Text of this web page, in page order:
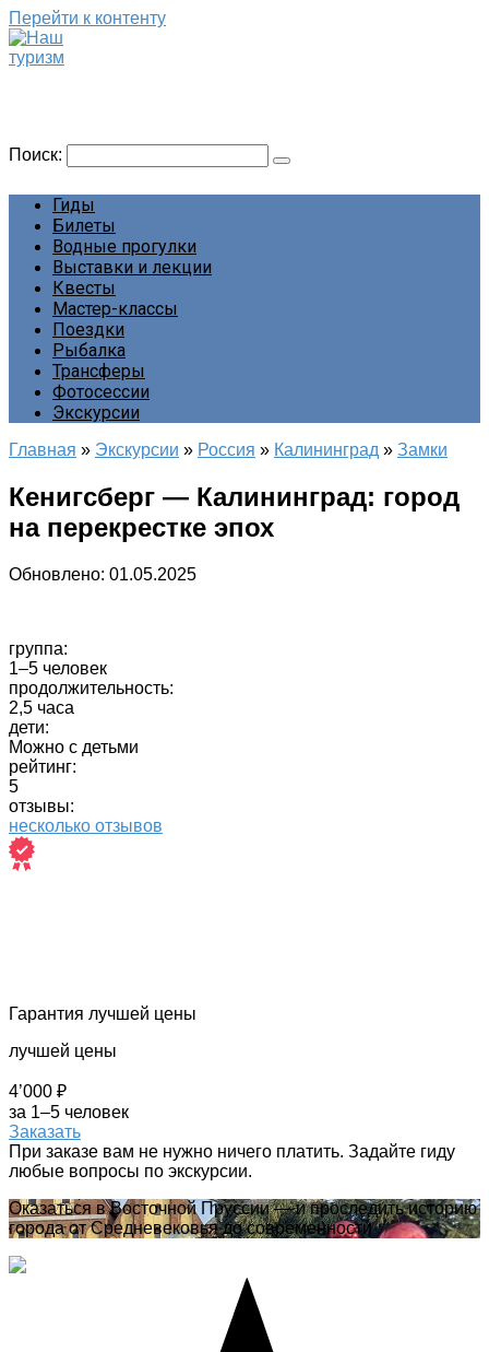
Перейти к контенту
Поиск:
Гиды
Билеты
Водные прогулки
Выставки и лекции
Квесты
Мастер-классы
Поездки
Рыбалка
Трансферы
Фотосессии
Экскурсии
Главная » Экскурсии » Россия » Калининград » Замки
Кенигсберг — Калининград: город
на перекрестке эпох
Обновлено: 01.05.2025
группа:
1–5 человек
продолжительность:
2,5 часа
дети:
Можно с детьми
рейтинг:
5
отзывы:
несколько отзывов
Гарантия лучшей цены
лучшей цены
4’000 ₽
за 1–5 человек
Заказать
При заказе вам не нужно ничего платить. Задайте гиду
любые вопросы по экскурсии.
Оказаться в Восточной Пруссии — и проследить историю
города от Средневековья до современности